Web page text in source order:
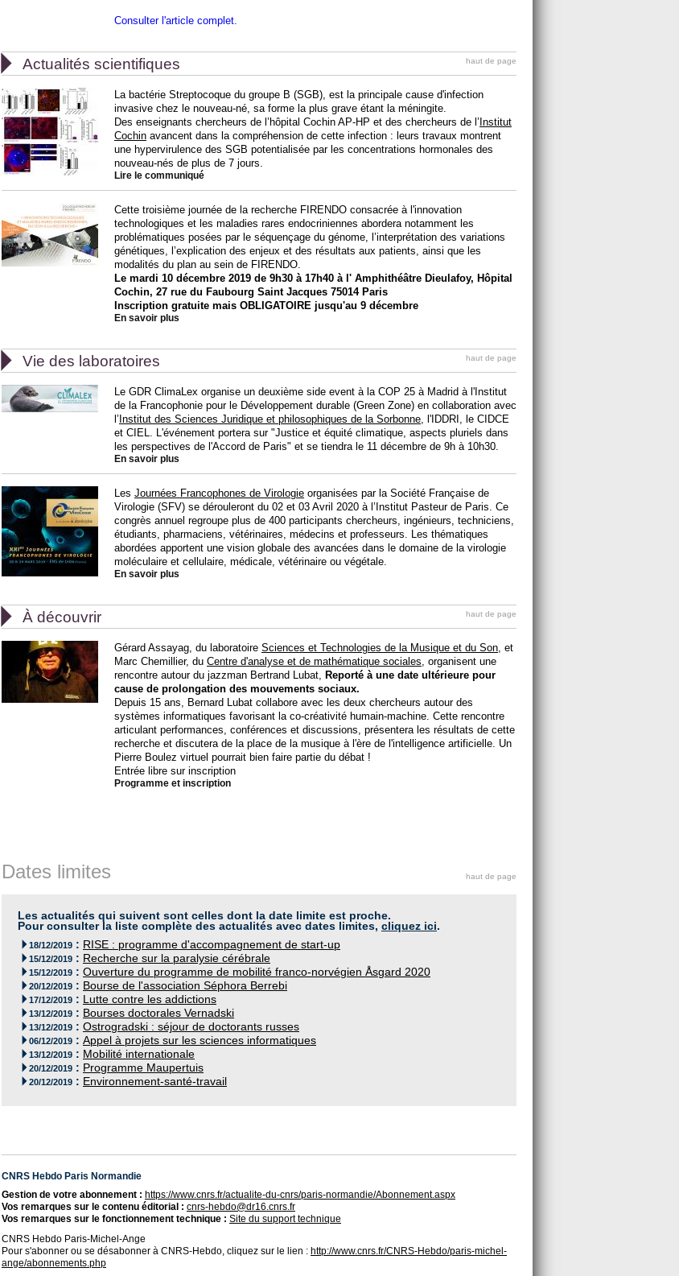
Consulter l'article complet.
 Actualités scientifiques haut de page
La bactérie Streptocoque du groupe B (SGB), est la principale cause d'infection
invasive chez le nouveau-né, sa forme la plus grave étant la méningite.
Des enseignants chercheurs de l’hôpital Cochin AP-HP et des chercheurs de l’Institut
Cochin avancent dans la compréhension de cette infection : leurs travaux montrent
une hypervirulence des SGB potentialisée par les concentrations hormonales des
nouveau-nés de plus de 7 jours.
Lire le communiqué
Cette troisième journée de la recherche FIRENDO consacrée à l'innovation
technologiques et les maladies rares endocriniennes abordera notamment les
problématiques posées par le séquençage du génome, l’interprétation des variations
génétiques, l’explication des enjeux et des résultats aux patients, ainsi que les
modalités du plan au sein de FIRENDO.
Le mardi 10 décembre 2019 de 9h30 à 17h40 à l' Amphithéâtre Dieulafoy, Hôpital
Cochin, 27 rue du Faubourg Saint Jacques 75014 Paris
Inscription gratuite mais OBLIGATOIRE jusqu'au 9 décembre
En savoir plus
 Vie des laboratoires haut de page
Le GDR ClimaLex organise un deuxième side event à la COP 25 à Madrid à l'Institut
de la Francophonie pour le Développement durable (Green Zone) en collaboration avec
l’Institut des Sciences Juridique et philosophiques de la Sorbonne , l'IDDRI, le CIDCE
et CIEL. L'événement portera sur "Justice et équité climatique, aspects pluriels dans
les perspectives de l'Accord de Paris" et se tiendra le 11 décembre de 9h à 10h30.
En savoir plus
Les Journées Francophones de Virologie organisées par la Société Française de
Virologie (SFV) se dérouleront du 02 et 03 Avril 2020 à l’Institut Pasteur de Paris. Ce
congrès annuel regroupe plus de 400 participants chercheurs, ingénieurs, techniciens,
étudiants, pharmaciens, vétérinaires, médecins et professeurs. Les thématiques
abordées apportent une vision globale des avancées dans le domaine de la virologie
moléculaire et cellulaire, médicale, vétérinaire ou végétale.
En savoir plus
 À découvrir haut de page
Gérard Assayag, du laboratoire Sciences et Technologies de la Musique et du Son , et
Marc Chemillier, du Centre d'analyse et de mathématique sociales , organisent une
rencontre autour du jazzman Bertrand Lubat, Reporté à une date ultérieure pour
cause de prolongation des mouvements sociaux.
Depuis 15 ans, Bernard Lubat collabore avec les deux chercheurs autour des
systèmes informatiques favorisant la co-créativité humain-machine. Cette rencontre
articulant performances, conférences et discussions, présentera les résultats de cette
recherche et discutera de la place de la musique à l'ère de l'intelligence artificielle. Un
Pierre Boulez virtuel pourrait bien faire partie du débat !
Entrée libre sur inscription
Programme et inscription
Dates limites haut de page
Les actualités qui suivent sont celles dont la date limite est proche.
Pour consulter la liste complète des actualités avec dates limites, cliquez ici.
18/12/2019 : RISE : programme d'accompagnement de start-up
15/12/2019 : Recherche sur la paralysie cérébrale
15/12/2019 : Ouverture du programme de mobilité franco-norvégien Åsgard 2020
20/12/2019 : Bourse de l'association Séphora Berrebi
17/12/2019 : Lutte contre les addictions
13/12/2019 : Bourses doctorales Vernadski
13/12/2019 : Ostrogradski : séjour de doctorants russes
06/12/2019 : Appel à projets sur les sciences informatiques
13/12/2019 : Mobilité internationale
20/12/2019 : Programme Maupertuis
20/12/2019 : Environnement-santé-travail
CNRS Hebdo Paris Normandie
Gestion de votre abonnement : https://www.cnrs.fr/actualite-du-cnrs/paris-normandie/Abonnement.aspx
Vos remarques sur le contenu éditorial : cnrs-hebdo@dr16.cnrs.fr
Vos remarques sur le fonctionnement technique : Site du support technique
CNRS Hebdo Paris-Michel-Ange
Pour s'abonner ou se désabonner à CNRS-Hebdo, cliquez sur le lien : http://www.cnrs.fr/CNRS-Hebdo/paris-michel-
ange/abonnements.php